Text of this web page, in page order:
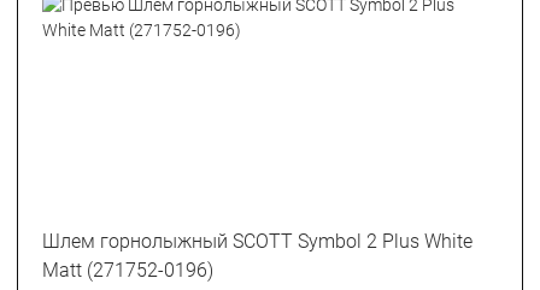
Шлем горнолыжный SCOTT Symbol 2 Plus White
Matt (271752-0196)